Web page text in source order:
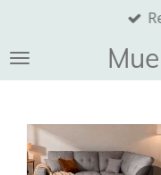
contenido
principal